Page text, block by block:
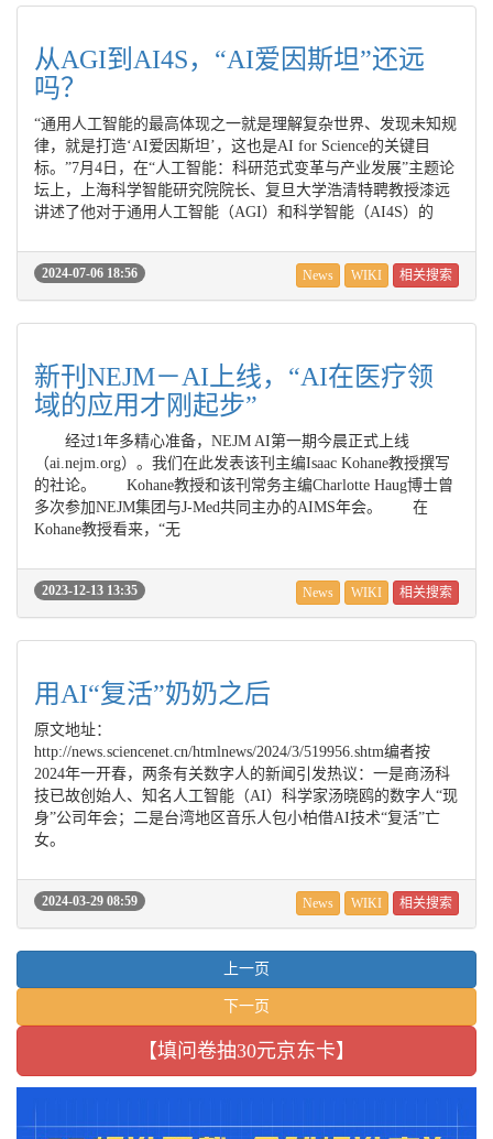
从AGI到AI4S，“AI爱因斯坦”还远
吗？
“通用人工智能的最高体现之一就是理解复杂世界、发现未知规
律，就是打造‘AI爱因斯坦’，这也是AI for Science的关键目
标。”7月4日，在“人工智能：科研范式变革与产业发展”主题论
坛上，上海科学智能研究院院长、复旦大学浩清特聘教授漆远
讲述了他对于通用人工智能（AGI）和科学智能（AI4S）的
2024-07-06 18:56 News WIKI 相关搜索
新刊NEJM－AI上线，“AI在医疗领
域的应用才刚起步”
经过1年多精心准备，NEJM AI第一期今晨正式上线
（ai.nejm.org）。我们在此发表该刊主编Isaac Kohane教授撰写
的社论。 Kohane教授和该刊常务主编Charlotte Haug博士曾
多次参加NEJM集团与J-Med共同主办的AIMS年会。 在
Kohane教授看来，“无
2023-12-13 13:35 News WIKI 相关搜索
用AI“复活”奶奶之后
原文地址：
http://news.sciencenet.cn/htmlnews/2024/3/519956.shtm编者按
2024年一开春，两条有关数字人的新闻引发热议：一是商汤科
技已故创始人、知名人工智能（AI）科学家汤晓鸥的数字人“现
身”公司年会；二是台湾地区音乐人包小柏借AI技术“复活”亡
女。
2024-03-29 08:59 News WIKI 相关搜索
上一页
下一页
【填问卷抽30元京东卡】